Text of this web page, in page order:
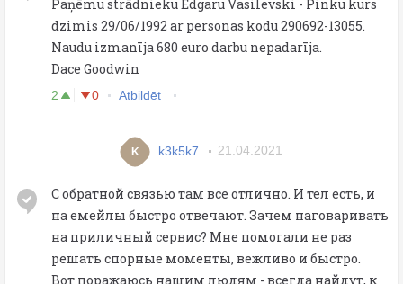
Paņēmu strādnieku Edgaru Vasilevski - Pinku kurs
dzimis 29/06/1992 ar personas kodu 290692-13055.
Naudu izmanīja 680 euro darbu nepadarīja.
Dace Goodwin
2 0 Atbildēt
K k3k5k7 21.04.2021
С обратной связью там все отлично. И тел есть, и
на емейлы быстро отвечают. Зачем наговаривать
на приличный сервис? Мне помогали не раз
решать спорные моменты, вежливо и быстро.
Вот поражаюсь нашим людям - всегда найдут, к